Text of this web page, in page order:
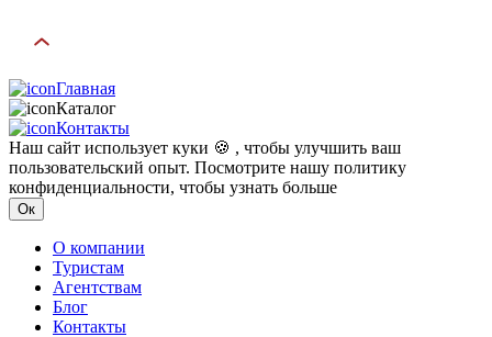
Главная
Каталог
Контакты
Наш сайт использует куки 🍪 , чтобы улучшить ваш
пользовательский опыт. Посмотрите нашу политику
конфиденциальности, чтобы узнать больше
Ок
О компании
Туристам
Агентствам
Блог
Контакты